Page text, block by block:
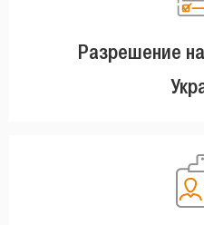
Разрешение